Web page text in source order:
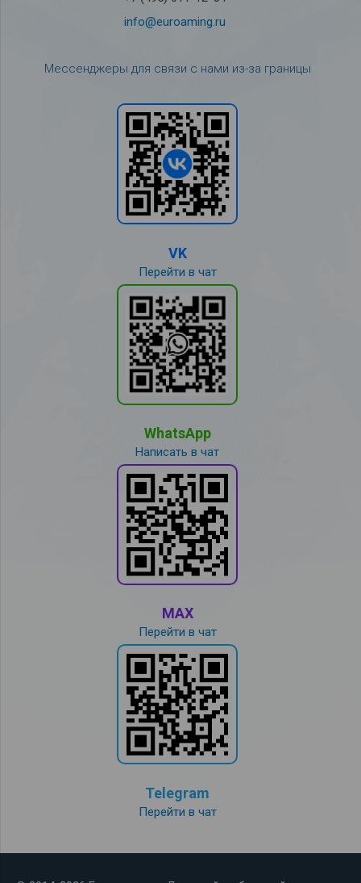
info@euroaming.ru
Мессенджеры для связи с нами из-за границы
VK
Перейти в чат
WhatsApp
Написать в чат
MAX
Перейти в чат
Telegram
Перейти в чат